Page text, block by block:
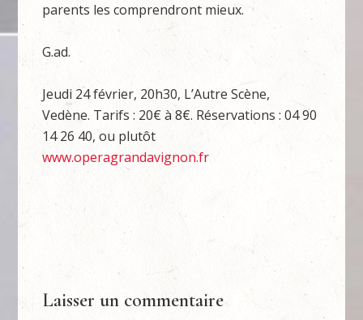
parents les comprendront mieux.
G.ad.
Jeudi 24 février, 20h30, L’Autre Scène,
Vedène. Tarifs : 20€ à 8€. Réservations : 04 90
14 26 40, ou plutôt
www.operagrandavignon.fr
Laisser un commentaire